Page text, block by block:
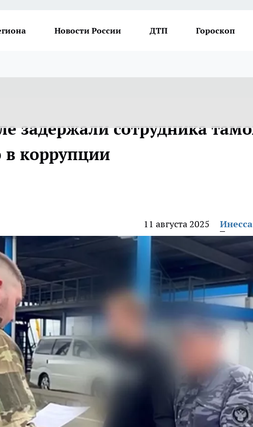
Новости России ДТП Гороскоп
задержали сотрудника
коррупции
11 августа 2025